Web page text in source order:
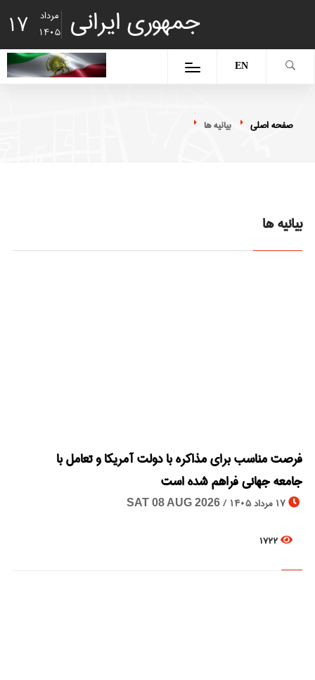
17
مرداد
1405
جمهوری ایرانی
EN
صفحه اصلی بیانیه ها
بیانیه ها
فرصت مناسب برای مذاکره با دولت آمریکا و تعامل با
جامعه جهانی فراهم شده ‌است
17 مرداد 1405 / SAT 08 AUG 2026
1722